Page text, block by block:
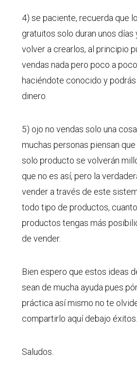
4) se paciente, recuerda que
gratuitos solo duran unos días
volver a crearlos, al principio
vendas nada pero poco a
haciéndote conocido y podrás
dinero.
5) ojo no vendas solo una
muchas personas piensan
solo producto se volverán
que no es así, pero la
vender a través de este
todo tipo de productos,
productos tengas más
de vender.
Bien espero que estos ideas
sean de mucha ayuda pues
práctica así mismo no te
compartirlo aquí debajo éxitos.
Saludos.